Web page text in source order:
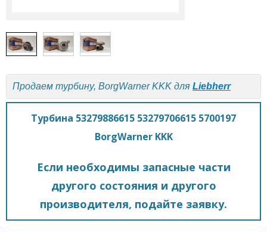
Продаем турбину, BorgWarner KKK для Liebherr
Турбина 53279886615 53279706615 5700197
BorgWarner KKK
Если необходимы запасные части
другого состояния и другого
производителя, подайте заявку.